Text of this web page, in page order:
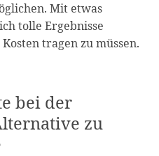
Mit etwas
tolle Ergebnisse
tragen zu müssen.
bei der
zu